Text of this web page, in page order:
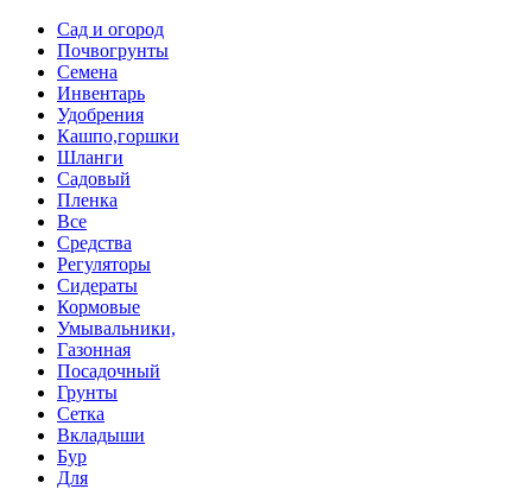
Сад и огород
Почвогрунты
Семена
Инвентарь
Удобрения
Кашпо,горшки
Шланги
Садовый
Пленка
Все
Средства
Регуляторы
Сидераты
Кормовые
Умывальники,
Газонная
Посадочный
Грунты
Сетка
Вкладыши
Бур
Для